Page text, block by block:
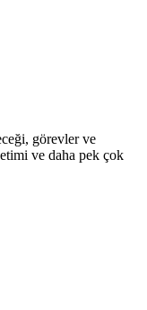
görevler ve
ve daha pek çok